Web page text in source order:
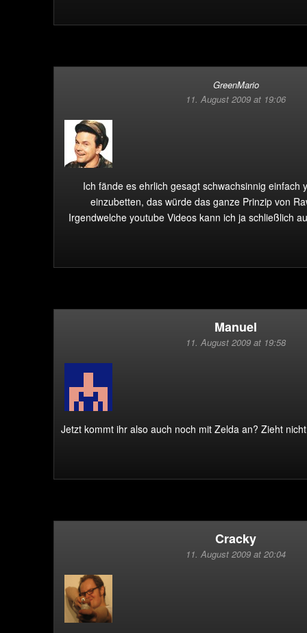
GreenMario
11. August 2009 at 19:06
Ich fände es ehrlich gesagt schwachsinnig einfach
einzubetten, das würde das ganze Prinzip von
Irgendwelche youtube Videos kann ich ja schließlich
Manuel
11. August 2009 at 19:58
Jetzt kommt ihr also auch noch mit Zelda an? Zieht
Cracky
11. August 2009 at 20:04